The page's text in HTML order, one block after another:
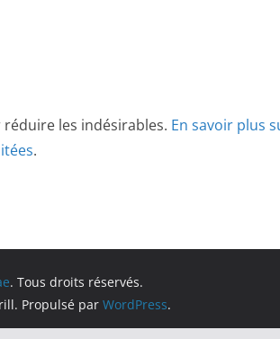
les indésirables. En savoir plus
.
. Tous droits réservés.
Propulsé par WordPress.